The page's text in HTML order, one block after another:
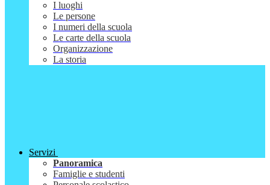
I luoghi
Le persone
I numeri della scuola
Le carte della scuola
Organizzazione
La storia
Servizi
Panoramica
Famiglie e studenti